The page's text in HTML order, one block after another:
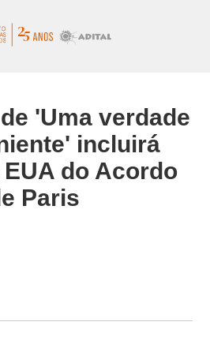
'Uma verdade
incluirá
do Acordo
Paris